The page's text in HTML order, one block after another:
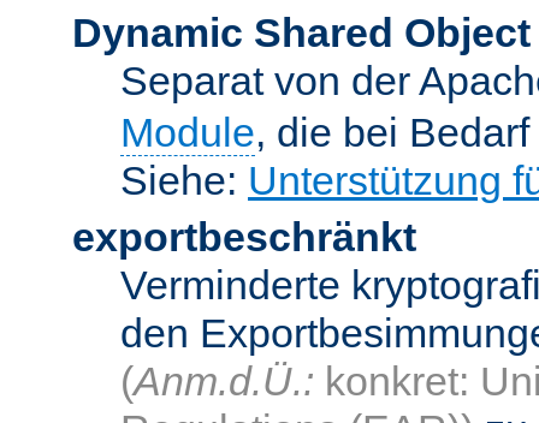
Dynamic Shared Object
Separat von der
Module, die bei
Siehe: Unterstützung
exportbeschränkt
Verminderte
den
(Anm.d.Ü.: konkret: